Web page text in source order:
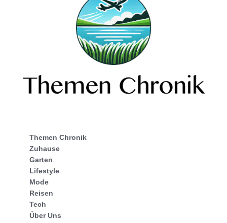
Themen Chronik
Zuhause
Garten
Lifestyle
Mode
Reisen
Tech
Über Uns